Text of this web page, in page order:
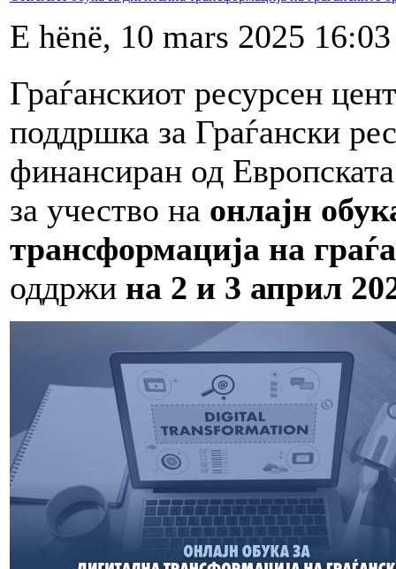
E hënë, 10 mars 2025 16:03
Граѓанскиот ресурсен
поддршка за Граѓански
финансиран од
за учество на онлајн
трансформација на
оддржи на 2 и 3 април